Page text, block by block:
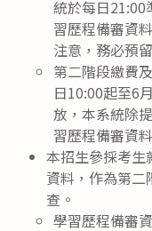
統於每日21:00
習歷程備審資
注意，務必預
第二階段繳費
日10:00起至6
放，本系統除
習歷程備審資
本招生參採考生
資料，作為第二
查。
學習歷程備審